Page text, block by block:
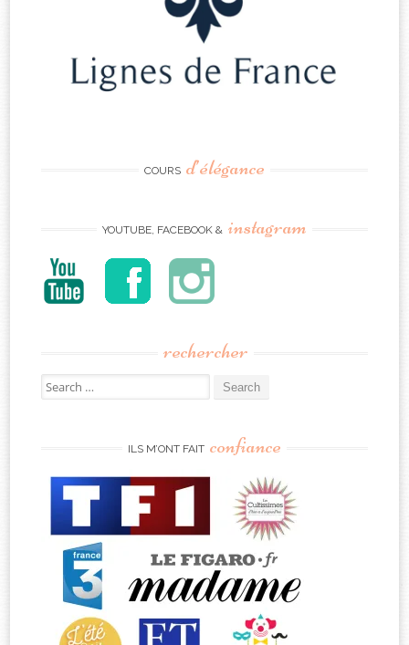
COURS d’élégance
YOUTUBE, FACEBOOK & instagram
rechercher
Search
for:
ILS M’ONT FAIT confiance